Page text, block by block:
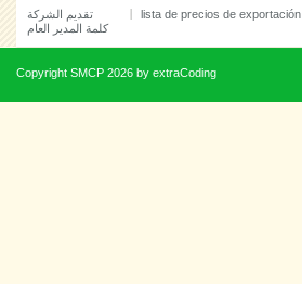
تقديم الشركة
كلمة المدير العام
lista de precios de exportación
Copyright SMCP 2026 by extraCoding